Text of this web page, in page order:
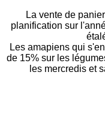
La vente de
planification sur
Les amapiens qui
de 15% sur les
les mercredis et